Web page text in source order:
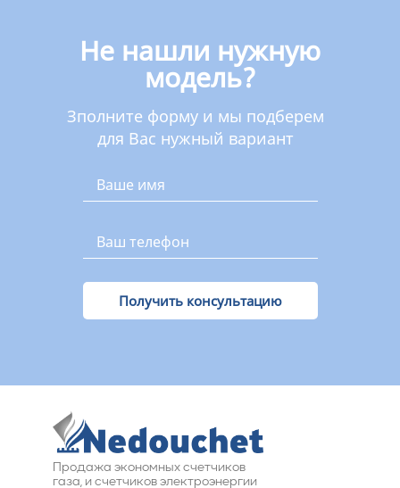
Не нашли нужную
модель?
Зполните форму и мы подберем
для Вас нужный вариант
Получить консультацию
Продажа экономных счетчиков
газа, и счетчиков электроэнергии